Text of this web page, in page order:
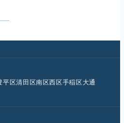
平区清田区南区西区手稲区大通